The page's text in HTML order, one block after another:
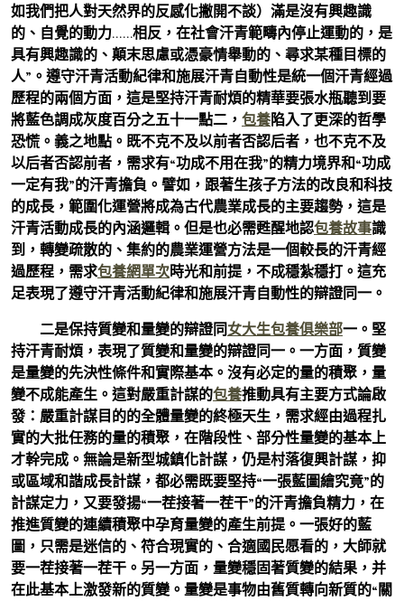
如我們把人對天然界的反感化撇開不談）滿是沒有興趣識
的、自覺的動力……相反，在社會汗青範疇內停止運動的，是
具有興趣識的、顛末思慮或憑豪情舉動的、尋求某種目標的
人”。遵守汗青活動紀律和施展汗青自動性是統一個汗青經過
歷程的兩個方面，這是堅持汗青耐煩的精華要張水瓶聽到要
將藍色調成灰度百分之五十一點二， 包養陷入了更深的哲學
恐慌。義之地點。既不克不及以前者否認后者，也不克不及
以后者否認前者，需求有“功成不用在我”的精力境界和“功成
一定有我”的汗青擔負。譬如，跟著生孩子方法的改良和科技
的成長，範圍化運營將成為古代農業成長的主要趨勢，這是
汗青活動成長的內涵邏輯。但是也必需甦醒地認包養故事識
到，轉變疏散的、集約的農業運營方法是一個較長的汗青經
過歷程，需求包養網單次時光和前提，不成穩紮穩打。這充
足表現了遵守汗青活動紀律和施展汗青自動性的辯證同一。
二是保持質變和量變的辯證同女大生包養俱樂部一。堅
持汗青耐煩，表現了質變和量變的辯證同一。一方面，質變
是量變的先決性條件和實際基本。沒有必定的量的積聚，量
變不成能產生。這對嚴重計謀的包養推動具有主要方式論啟
發：嚴重計謀目的的全體量變的終極天生，需求經由過程扎
實的大批任務的量的積聚，在階段性、部分性量變的基本上
才幹完成。無論是新型城鎮化計謀，仍是村落復興計謀，抑
或區域和諧成長計謀，都必需既要堅持“一張藍圖繪究竟”的
計謀定力，又要發揚“一茬接著一茬干”的汗青擔負精力，在
推進質變的連續積聚中孕育量變的產生前提。一張好的藍
圖，只需是迷信的、符合現實的、合適國民愿看的，大師就
要一茬接著一茬干。另一方面，量變穩固著質變的結果，并
在此基本上激發新的質變。量變是事物由舊質轉向新質的“關